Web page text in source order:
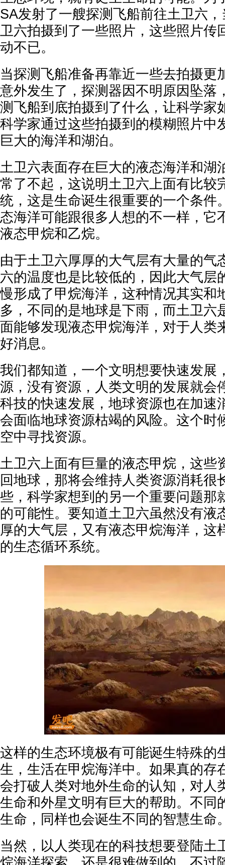
SA发射了一艘探测飞船前往土卫六
卫六拍摄到了一些照片，这些照片传
动不已。
当探测飞船准备再靠近一些去拍摄更
意外发生了，探测器因不明原因坠落
测飞船到底拍摄到了什么，让科学家
科学家通过这些拍摄到的模糊照片中
巨大的海洋和湖泊。
土卫六表面存在巨大的液态海洋和湖
常了不起，这说明土卫六上面有比较
统，这是生命诞生很重要的一个条件
态海洋可能跟很多人想的不一样，它
液态甲烷和乙烷。
由于土卫六厚厚的大气层有大量的气
六的温度也是比较低的，因此大气层
慢形成了甲烷海洋，这种情况其实和
多，不同的是地球是下雨，而土卫六
面能够发现液态甲烷海洋，对于人类
好消息。
我们都知道，一个文明想要快速发展
源，没有资源，人类文明的发展就会
科技的快速发展，地球资源也在加速
会面临地球资源枯竭的风险。这个时
空中寻找资源。
土卫六上面有巨量的液态甲烷，这些
回地球，那将会维持人类资源消耗很
些，科学家想到的另一个重要问题那
的可能性。要知道土卫六虽然没有液
厚的大气层，又有液态甲烷海洋，这
的生态循环系统。
这样的生态环境极有可能诞生特殊的
生，生活在甲烷海洋中。如果真的存
会打破人类对地外生命的认知，对人
生命和外星文明有巨大的帮助。不同
生命，同样也会诞生不同的智慧生命
当然，以人类现在的科技想要登陆土